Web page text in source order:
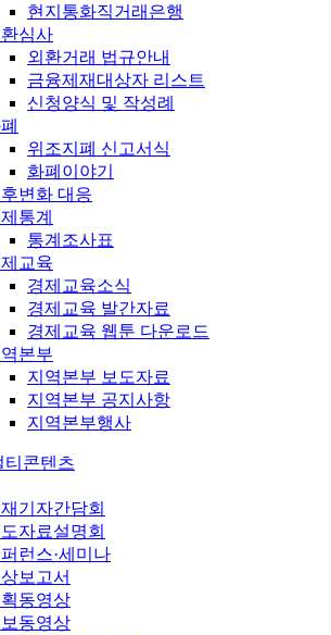
현지통화직거래은행
심사
외환거래 법규안내
금융제재대상자 리스트
신청양식 및 작성례
위조지폐 신고서식
화폐이야기
변화 대응
통계
통계조사표
교육
경제교육소식
경제교육 발간자료
경제교육 웹툰 다운로드
본부
지역본부 보도자료
지역본부 공지사항
지역본부행사
티콘텐츠
기자간담회
도자료설명회
런스·세미나
보고서
동영상
동영상